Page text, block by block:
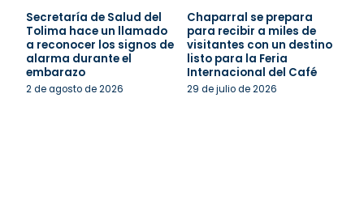
Secretaría de Salud del
Tolima hace un llamado
a reconocer los signos de
alarma durante el
embarazo
2 de agosto de 2026
Chaparral se prepara
para recibir a miles de
visitantes con un destino
listo para la Feria
Internacional del Café
29 de julio de 2026